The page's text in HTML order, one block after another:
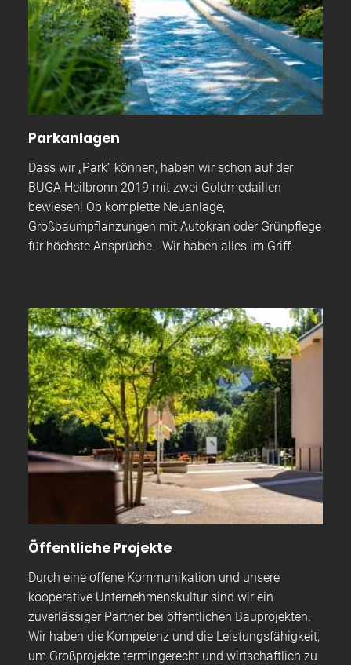
Parkanlagen
Dass wir „Park“ können, haben wir schon auf der
BUGA Heilbronn 2019 mit zwei Goldmedaillen
bewiesen! Ob komplette Neuanlage,
Großbaumpflanzungen mit Autokran oder Grünpflege
für höchste Ansprüche - Wir haben alles im Griff.
Öffentliche Projekte
Durch eine offene Kommunikation und unsere
kooperative Unternehmenskultur sind wir ein
zuverlässiger Partner bei öffentlichen Bauprojekten.
Wir haben die Kompetenz und die Leistungsfähigkeit,
um Großprojekte termingerecht und wirtschaftlich zu